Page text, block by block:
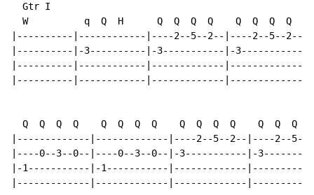
  Gtr I
  W          q  Q  H      Q  Q  Q  Q    Q  Q  Q  Q
|----------|------------|----2--5--2--|----2--5--2--|
|----------|-3----------|-3-----------|-3-----------|
|----------|------------|-------------|-------------|
|----------|------------|-------------|-------------|
  Q  Q  Q  Q    Q  Q  Q  Q    Q  Q  Q  Q    Q  Q  Q  Q
|-------------|-------------|----2--5--2--|----2--5--
|----0--3--0--|----0--3--0--|-3-----------|-
|-1-----------|-1-----------|-------------
|-------------|-------------|-------------